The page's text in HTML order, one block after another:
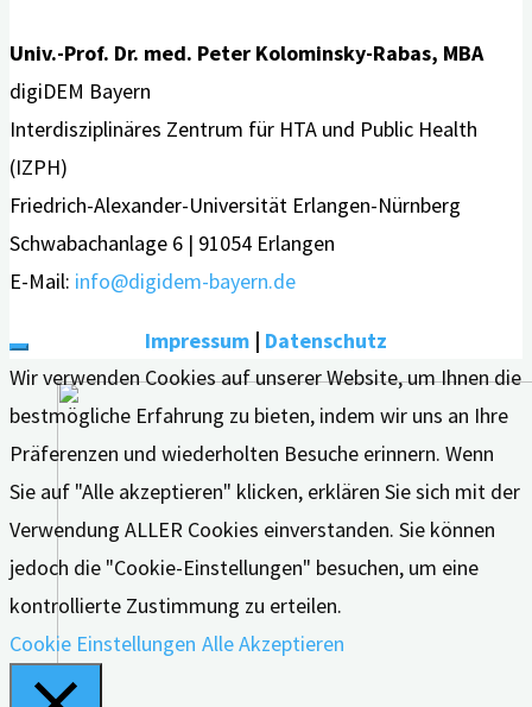
Univ.-Prof. Dr. med. Peter Kolominsky-Rabas, MBA
digiDEM Bayern
Interdisziplinäres Zentrum für HTA und Public Health
(IZPH)
Friedrich-Alexander-Universität Erlangen-Nürnberg
Schwabachanlage 6 | 91054 Erlangen
E-Mail: info@digidem-bayern.de
Impressum | Datenschutz
Wir verwenden Cookies auf unserer Website, um Ihnen die
bestmögliche Erfahrung zu bieten, indem wir uns an Ihre
Präferenzen und wiederholten Besuche erinnern. Wenn
Sie auf "Alle akzeptieren" klicken, erklären Sie sich mit der
Verwendung ALLER Cookies einverstanden. Sie können
jedoch die "Cookie-Einstellungen" besuchen, um eine
kontrollierte Zustimmung zu erteilen.
Cookie Einstellungen Alle Akzeptieren